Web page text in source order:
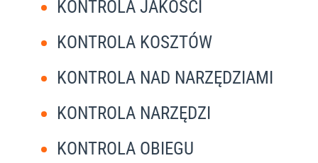
KONTROLA JAKOŚCI
KONTROLA KOSZTÓW
KONTROLA NAD NARZĘDZIAMI
KONTROLA NARZĘDZI
KONTROLA OBIEGU